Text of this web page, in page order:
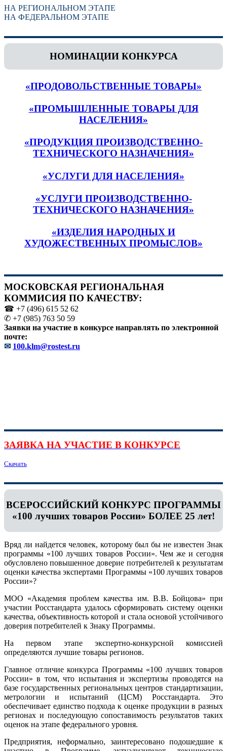
НА РЕГИОНАЛЬНОМ ЭТАПЕ
НА ФЕДЕРАЛЬНОМ ЭТАПЕ
НОМИНАЦИИ КОНКУРСА
«ПРОДОВОЛЬСТВЕННЫЕ ТОВАРЫ»
«ПРОМЫШЛЕННЫЕ ТОВАРЫ ДЛЯ
НАСЕЛЕНИЯ»
«ПРОДУКЦИЯ ПРОИЗВОДСТВЕННО-
ТЕХНИЧЕСКОГО НАЗНАЧЕНИЯ»
«УСЛУГИ ДЛЯ НАСЕЛЕНИЯ»
«УСЛУГИ ПРОИЗВОДСТВЕННО-
ТЕХНИЧЕСКОГО НАЗНАЧЕНИЯ»
«ИЗДЕЛИЯ НАРОДНЫХ И
ХУДОЖЕСТВЕННЫХ ПРОМЫСЛОВ»
МОСКОВСКАЯ РЕГИОНАЛЬНАЯ
КОММИСИЯ ПО КАЧЕСТВУ:
☎ +7 (496) 615 52 62
✆ +7 (985) 763 50 59
Заявки на участие в конкурсе направлять по электронной
почте:
✉ 100.klm@rostest.ru
ЗАЯВКА НА УЧАСТИЕ В КОНКУРСЕ
Скачать
ВСЕРОССИЙСКИЙ КОНКУРС ПРОГРАММЫ
«100 лучших товаров России» БОЛЕЕ 25 лет!
Вряд ли найдется человек, которому был бы не известен Знак
программы «100 лучших товаров России». Чем же и сегодня
обусловлено повышенное доверие потребителей к результатам
оценки качества экспертами Программы «100 лучших товаров
России»?
МОО «Академия проблем качества им. В.В. Бойцова» при
участии Росстандарта удалось сформировать систему оценки
качества, объективность которой и стала основой устойчивого
доверия потребителей к Знаку Программы.
На первом этапе экспертно-конкурсной комиссией
определяются лучшие товары регионов.
Главное отличие конкурса Программы «100 лучших товаров
России» в том, что испытания и экспертизы проводятся на
базе государственных региональных центров стандартизации,
метрологии и испытаний (ЦCM) Росстандарта. Это
обеспечивает единство подхода к оценке продукции в разных
регионах и последующую сопоставимость результатов таких
оценок на этапе федерального уровня.
Предприятия, неформально, заинтересовано подошедшие к